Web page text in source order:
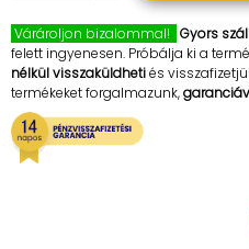
Várároljon bizalommal! Gyors
felett ingyenesen. Próbálja ki a
nélkül visszaküldhetiés
termékeket forgalmazunk,